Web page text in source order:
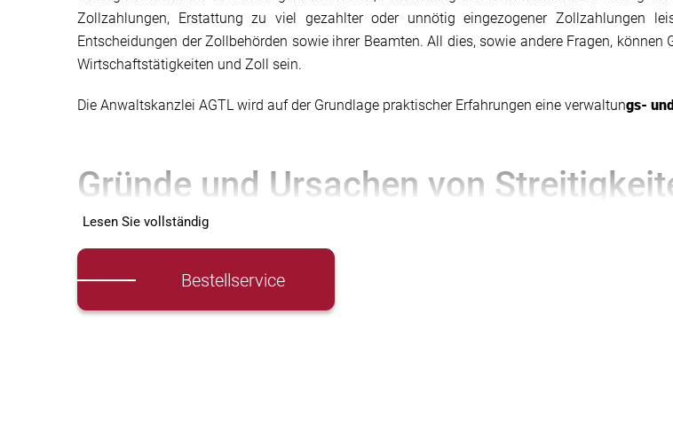
Zollzahlungen, Erstattung zu viel gezahlter oder unnötig eingezogener Zollzahlungen
Entscheidungen der Zollbehörden sowie ihrer Beamten. All dies, sowie andere Fragen,
Wirtschaftstätigkeiten und Zoll sein.
Die Anwaltskanzlei AGTL wird auf der Grundlage praktischer Erfahrungen eine verwaltungs-
Gründe und Ursachen von
Zollstreitigkeiten beruhen auf verschiedenen Gründen und Gründen. So ist beispielsweise
Interesse der Zollbeamten an überhöhten Gebühren und Bußgeldern zurückzuführen. Es ist
Zollbeamten die Einnahmen für den Haushalt erhöhen. Infolgedessen hat sich die Situation im
Lesen Sie vollständig
Bestellservice